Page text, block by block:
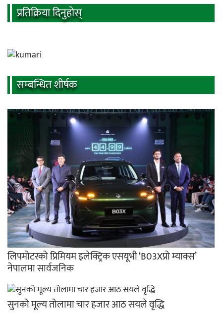
प्रतिक्रिया दिनुहोस्
सम्बन्धित शीर्षक
लिपमोटरको प्रिमियम इलेक्ट्रिक एसयूभी ‘B03Xप्रो म्याक्स’
नेपालमा सार्वजनिक
सुनको मूल्य तोलामा चार हजार आठ सयले वृद्धि